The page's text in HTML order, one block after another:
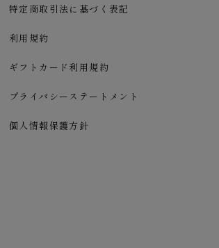
特定商取引法に基づく表記
利用規約
ギフトカード利用規約
プライバシーステートメント
個人情報保護方針